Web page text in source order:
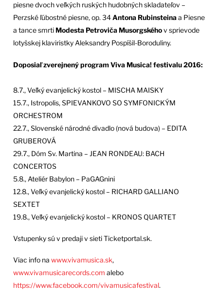
piesne dvoch veľkých ruských hudobných skladateľov –
Perzské ľúbostné piesne, op. 34Antona Rubinsteinaa Piesne
a tance smrti Modesta Petroviča Musorgskéhov sprievode
lotyšskej klaviristky Aleksandry Pospíšil-Boroduliny.
Doposiaľ zverejnený program Viva Musica! festivalu 2016:
8.7., Veľký evanjelický kostol – MISCHA MAISKY
15.7., Istropolis, SPIEVANKOVO SO SYMFONICKÝM
ORCHESTROM
22.7., Slovenské národné divadlo (nová budova) – EDITA
GRUBEROVÁ
29.7., Dóm Sv. Martina – JEAN RONDEAU: BACH
CONCERTOS
5.8., Ateliér Babylon – PaGAGnini
12.8., Veľký evanjelický kostol – RICHARD GALLIANO
SEXTET
19.8., Veľký evanjelický kostol – KRONOS QUARTET
Vstupenky sú v predaji v sieti Ticketportal.sk.
Viac info na www.vivamusica.sk,
www.vivamusicarecords.com alebo
https://www.facebook.com/vivamusicafestival.